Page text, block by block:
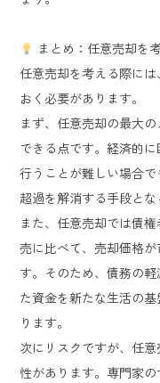
まとめ：任意売却を
任意売却を考える際に
おく必要があります。
まず、任意売却の最大
できる点です。経済的
行うことが難しい場合
超過を解消する手段とな
また、任意売却では債
売に比べて、売却価格
す。そのため、債務の
た資金を新たな生活の
ります。
次にリスクですが、任
性があります。専門家